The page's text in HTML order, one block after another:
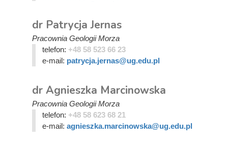
dr Patrycja Jernas
Pracownia Geologii Morza
telefon: +48 58 523 66 23
e-mail: patrycja.jernas@ug.edu.pl
dr Agnieszka Marcinowska
Pracownia Geologii Morza
telefon: +48 58 623 68 21
e-mail: agnieszka.marcinowska@ug.edu.pl